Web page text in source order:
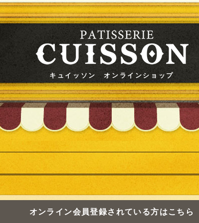
キュイッソン オンラインショップ
オンライン会員登録されている方はこちら